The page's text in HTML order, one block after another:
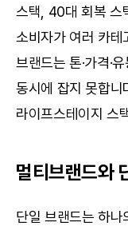
스택, 40대 회복 스
소비자가 여러 카테
브랜드는 톤·가격·
동시에 잡지 못합니
라이프스테이지 스
멀티브랜드와
단일 브랜드는 하나